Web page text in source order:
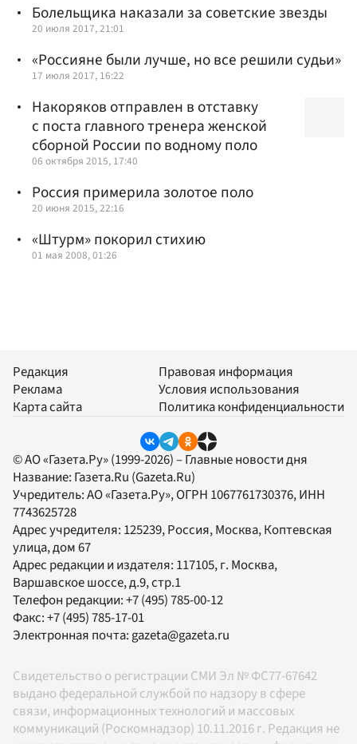
Болельщика наказали за советские звезды
20 июля 2017, 21:01
«Россияне были лучше, но все решили судьи»
17 июля 2017, 16:22
Накоряков отправлен в отставку
с поста главного тренера женской
сборной России по водному поло
06 октября 2015, 17:40
Россия примерила золотое поло
20 июня 2015, 22:16
«Штурм» покорил стихию
01 мая 2008, 01:26
Редакция
Реклама
Карта сайта
Правовая информация
Условия использования
Политика конфиденциальности
© АО «Газета.Ру» (1999-2026) – Главные новости дня
Название: Газета.Ru (Gazeta.Ru)
Учредитель:АО «Газета.Ру», ОГРН 1067761730376, ИНН
7743625728
Адрес учредителя: 125239, Россия, Москва, Коптевская
улица, дом 67
Адрес редакции и издателя: 117105, г. Москва,
Варшавское шоссе, д.9, стр.1
Телефон редакции:+7 (495) 785-00-12
Факс:+7 (495) 785-17-01
Электронная почта:gazeta@gazeta.ru
Свидетельство о регистрации СМИ Эл № ФС77-67642
выдано федеральной службой по надзору в сфере
связи, информационных технологий и массовых
коммуникаций (Роскомнадзор) 10.11.2016 г. Редакция не